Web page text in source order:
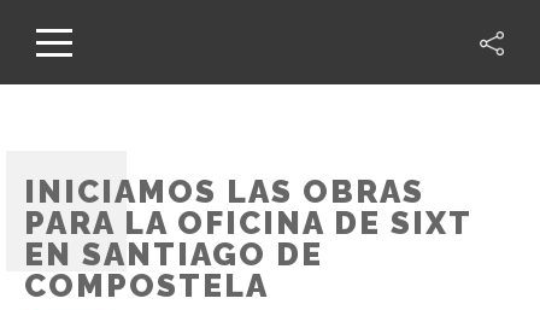
INICIAMOS LAS OBRAS
PARA LA OFICINA DE SIXT
EN SANTIAGO DE
COMPOSTELA